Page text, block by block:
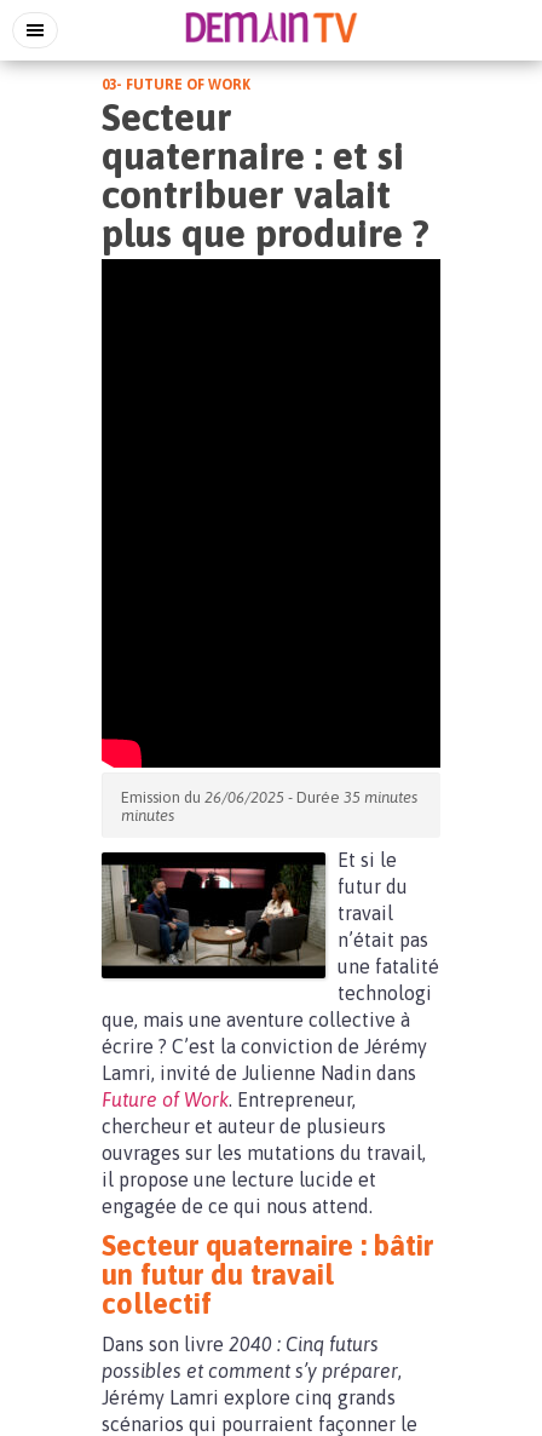
03- FUTURE OF WORK
Secteur
quaternaire : et si
contribuer valait
plus que produire ?
Emission du 26/06/2025 - Durée 35 minutes
minutes
Et si le
futur du
travail
n’était pas
une fatalité
technologi
que, mais une aventure collective à
écrire ? C’est la conviction de Jérémy
Lamri, invité de Julienne Nadin dans
Future of Work. Entrepreneur,
chercheur et auteur de plusieurs
ouvrages sur les mutations du travail,
il propose une lecture lucide et
engagée de ce qui nous attend.
Secteur quaternaire : bâtir
un futur du travail
collectif
Dans son livre 2040 : Cinq futurs
possibles et comment s’y préparer,
Jérémy Lamri explore cinq grands
scénarios qui pourraient façonner le